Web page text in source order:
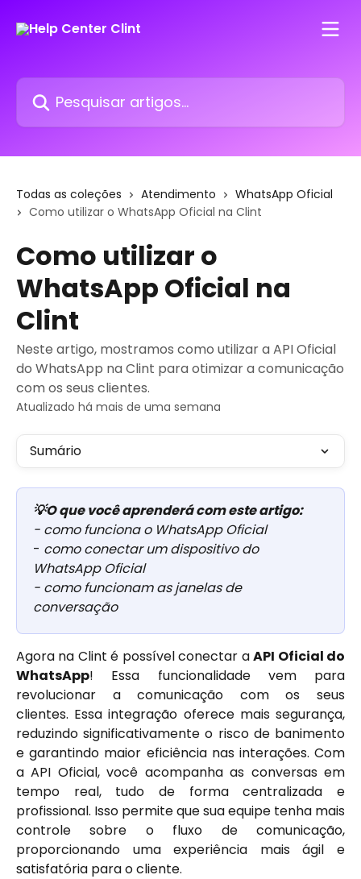
Pesquisar artigos...
Todas as coleções Atendimento
WhatsApp Oficial
Como utilizar o WhatsApp Oficial na Clint
Como utilizar o
WhatsApp Oficial na
Clint
Neste artigo, mostramos como utilizar a API Oficial
do WhatsApp na Clint para otimizar a comunicação
com os seus clientes.
Atualizado há mais de uma semana
Sumário
💡O que você aprenderá com este artigo:
- como funciona o WhatsApp Oficial
- como conectar um dispositivo do
WhatsApp Oficial
- como funcionam as janelas de
conversação
Agora na Clint é possível conectar aAPI Oficial do
WhatsApp! Essa funcionalidade vem para
revolucionar a comunicação com os seus
clientes. Essa integração oferece mais segurança,
reduzindo significativamente o risco de banimento
e garantindo maior eficiência nas interações. Com
a API Oficial, você acompanha as conversas em
tempo real, tudo de forma centralizada e
profissional. Isso permite que sua equipe tenha mais
controle sobre o fluxo de comunicação,
proporcionando uma experiência mais ágil e
satisfatória para o cliente.